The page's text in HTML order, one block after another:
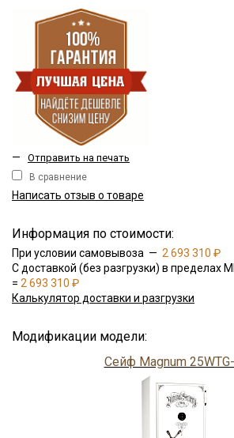
— Отправить на печать
В сравнение
Написать отзыв о товаре
Информация по стоимости:
При условии самовывоза — 2 693 310 ₽
С доставкой (без разгрузки) в
= 2 693 310 ₽
Калькулятор доставки и разгрузки
Модификации модели:
Сейф Magnum